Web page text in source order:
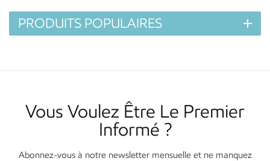
PRODUITS POPULAIRES
Vous Voulez Être Le Premier
Informé ?
Abonnez-vous à notre newsletter mensuelle et ne manquez